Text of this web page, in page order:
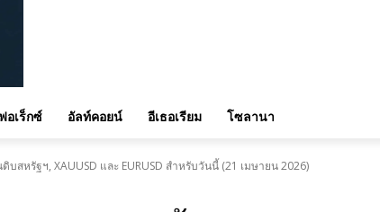
ฟอเร็กซ์ อัลท์คอยน์ อีเธอเรียม โซลานา
สหรัฐฯ, XAUUSD และ EURUSD สำหรับวันนี้ (21 เมษายน 2026)